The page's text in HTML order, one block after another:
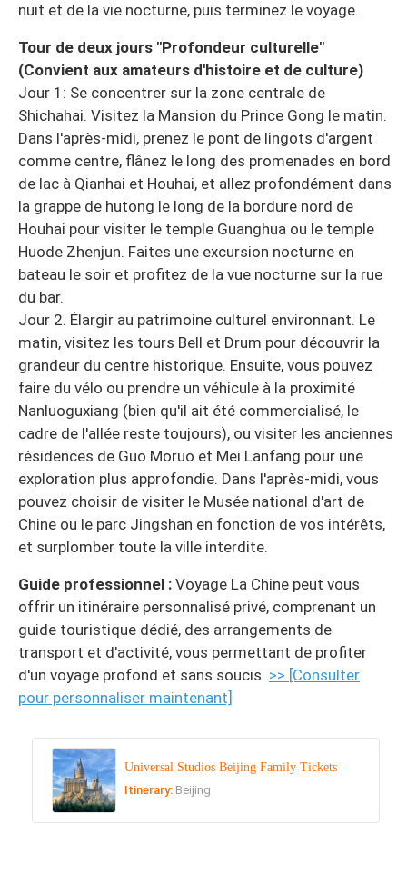
nuit et de la vie nocturne, puis terminez le voyage.
Tour de deux jours "Profondeur culturelle"
(Convient aux amateurs d'histoire et de culture)
Jour 1: Se concentrer sur la zone centrale de
Shichahai. Visitez la Mansion du Prince Gong le matin.
Dans l'après-midi, prenez le pont de lingots d'argent
comme centre, flânez le long des promenades en bord
de lac à Qianhai et Houhai, et allez profondément dans
la grappe de hutong le long de la bordure nord de
Houhai pour visiter le temple Guanghua ou le temple
Huode Zhenjun. Faites une excursion nocturne en
bateau le soir et profitez de la vue nocturne sur la rue
du bar.
Jour 2. Élargir au patrimoine culturel environnant. Le
matin, visitez les tours Bell et Drum pour découvrir la
grandeur du centre historique. Ensuite, vous pouvez
faire du vélo ou prendre un véhicule à la proximité
Nanluoguxiang (bien qu'il ait été commercialisé, le
cadre de l'allée reste toujours), ou visiter les anciennes
résidences de Guo Moruo et Mei Lanfang pour une
exploration plus approfondie. Dans l'après-midi, vous
pouvez choisir de visiter le Musée national d'art de
Chine ou le parc Jingshan en fonction de vos intérêts,
et surplomber toute la ville interdite.
Guide professionnel : Voyage La Chine peut vous
offrir un itinéraire personnalisé privé, comprenant un
guide touristique dédié, des arrangements de
transport et d'activité, vous permettant de profiter
d'un voyage profond et sans soucis. >> [Consulter
pour personnaliser maintenant]
Universal Studios Beijing Family Tickets
Itinerary: Beijing